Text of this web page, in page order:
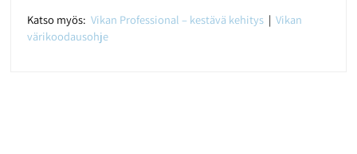
Katso myös:Vikan Professional – kestävä kehitys | Vikan
värikoodausohje